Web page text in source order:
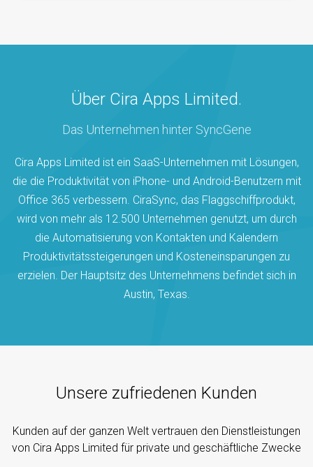
Über Cira Apps Limited.
Das Unternehmen hinter SyncGene
Cira Apps Limited ist ein SaaS-Unternehmen mit Lösungen,
die die Produktivität von iPhone- und Android-Benutzern mit
Office 365 verbessern. CiraSync, das Flaggschiffprodukt,
wird von mehr als 12.500 Unternehmen genutzt, um durch
die Automatisierung von Kontakten und Kalendern
Produktivitätssteigerungen und Kosteneinsparungen zu
erzielen. Der Hauptsitz des Unternehmens befindet sich in
Austin, Texas.
Unsere zufriedenen Kunden
Kunden auf der ganzen Welt vertrauen den Dienstleistungen
von Cira Apps Limited für private und geschäftliche Zwecke